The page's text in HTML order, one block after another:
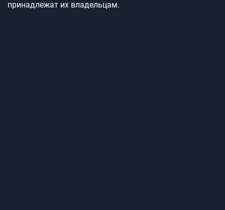
принадлежат их владельцам.